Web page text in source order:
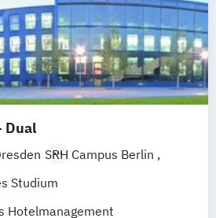
Dual
SRH Campus Berlin
Studium
Hotelmanagement